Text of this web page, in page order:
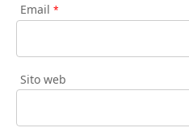
Email *
Sito web